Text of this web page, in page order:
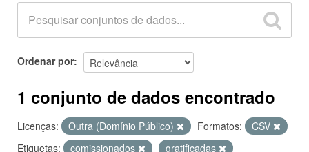
Ordenar por
1 conjunto de dados encontrado
Licenças: Outra (Domínio Público) Formatos:
CSV
Etiquetas:
comissionados
gratificadas